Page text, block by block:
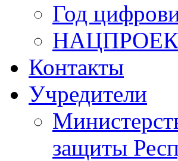
Год
Контакты
Учредители
защиты